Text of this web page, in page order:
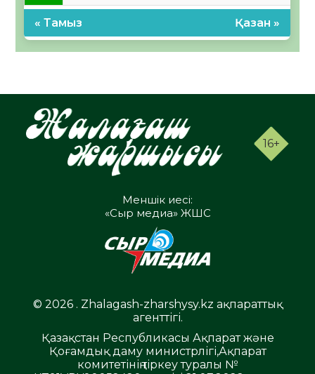
« Тамыз Қазан »
16+
Меншік иесі:
«Сыр медиа» ЖШС
© 2026 . Zhalagash-zharshysy.kz ақпараттық
агенттігі.
Қазақстан Республикасы Ақпарат және
Қоғамдық даму министрлігі,Ақпарат
комитетінің тіркеу туралы №